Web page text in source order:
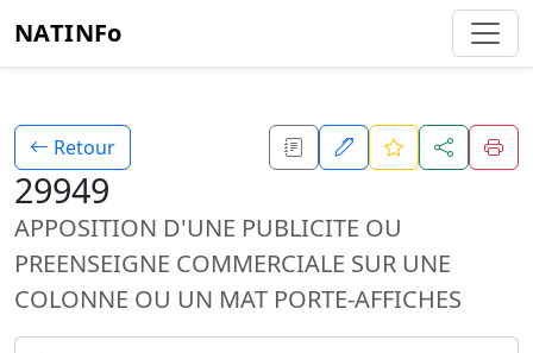
NATINFo
Retour
29949
APPOSITION D'UNE PUBLICITE OU
PREENSEIGNE COMMERCIALE SUR UNE
COLONNE OU UN MAT PORTE-AFFICHES